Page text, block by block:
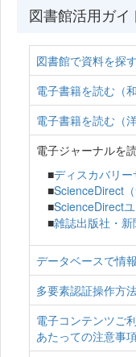
図書館活用ガイ
図書館で資料を探す
電子書籍を読む（和
電子書籍を読む（洋
電子ジャーナルを
■ディスカバリー
■ScienceDirect（
■ScienceDirect
■雑誌出版社・
データベースで情
多要素認証操作方
電子コンテンツご
あたっての注意事